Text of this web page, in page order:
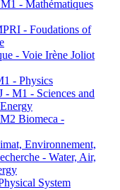
- Mathématiques
- Foudations of
- Voie Irène Joliot
- Physics
M1 - Sciences and
Biomeca -
Environnement,
- Water, Air,
System